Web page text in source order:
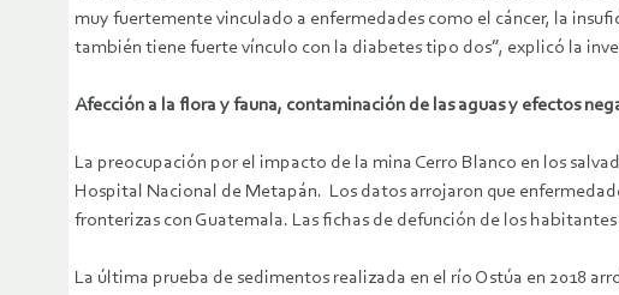
muy fuertemente vinculado a enfermedades como el cáncer, la
también tiene fuerte vínculo con la diabetes tipo dos”, explicó la
Afección a la flora y fauna, contaminación de las aguas y efectos
La preocupación por el impacto de la mina Cerro Blanco en los
Hospital Nacional de Metapán. Los datos arrojaron que
fronterizas con Guatemala. Las fichas de defunción de los
La última prueba de sedimentos realizada en el río Ostúa en 2018